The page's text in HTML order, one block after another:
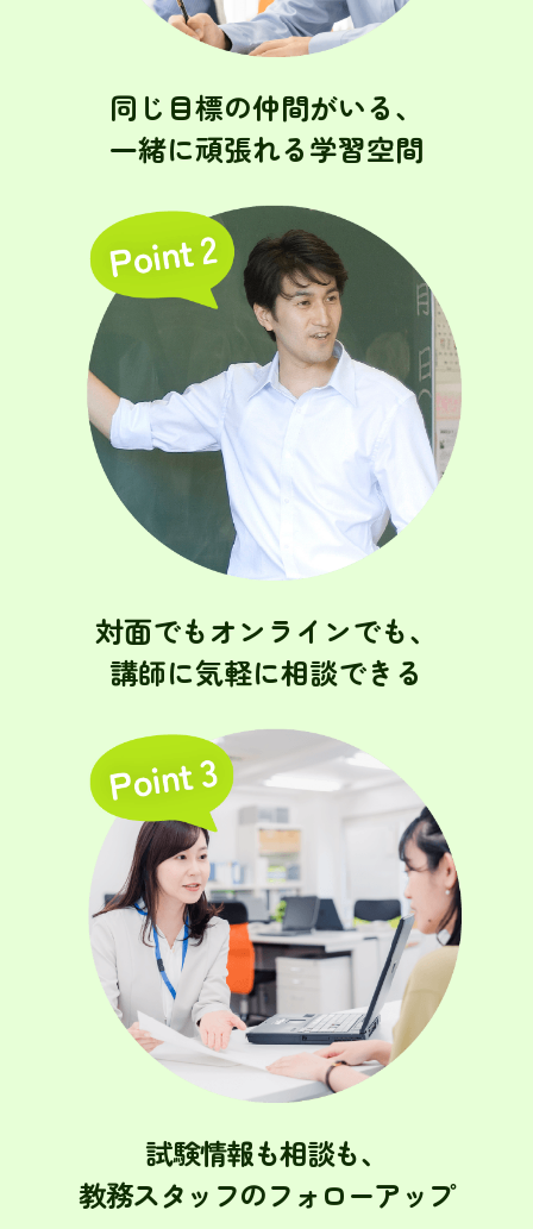
同じ目標の仲間がいる、
一緒に頑張れる学習空間
対面でもオンラインでも、
講師に気軽に相談できる
試験情報も相談も、
教務スタッフのフォローアップ